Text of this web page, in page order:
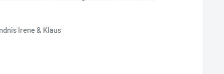
Irene & Klaus